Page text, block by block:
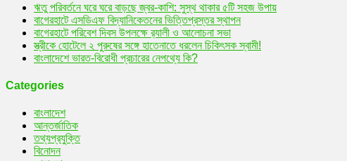
ঋতু পরিবর্তনে ঘরে ঘরে বাড়ছে জ্বর-কাশি: সুস্থ থাকার ৫টি সহজ উপায়
বাগেরহাটে এসডিএফ বিদ্যানিকেতনের ভিত্তিপ্রস্তর স্থাপন
বাগেরহাটে পরিবেশ দিবস উপলক্ষে র‌্যালী ও আলোচনা সভা
স্ত্রীকে হোটেলে ২ পুরুষের সঙ্গে হাতেনাতে ধরলেন চিকিৎসক স্বামী!
বাংলাদেশে ভারত-বিরোধী প্রচারের নেপথ্যে কি?
Categories
বাংলাদেশ
আন্তর্জাতিক
তথ্যপ্রযুক্তি
বিনোদন